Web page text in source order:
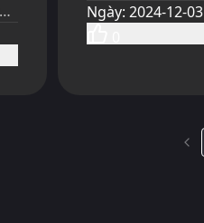
Ngày: 2024-12-03